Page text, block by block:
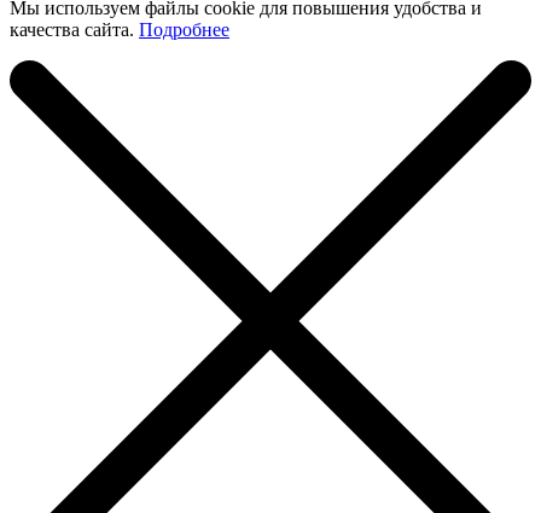
Мы используем файлы cookie для повышения удобства и
качества сайта. Подробнее